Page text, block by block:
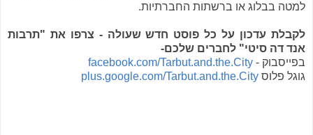
למטה בבלוג או ברשתות החברתיות.
לקבלת עדכון על כל פוסט חדש שעולה - צרפו את "תרבות
אנד דה סיטי" לחברים שלכם-
בפייסבוק - facebook.com/Tarbut.and.the.City
גוגל פלוס plus.google.com/Tarbut.and.the.City